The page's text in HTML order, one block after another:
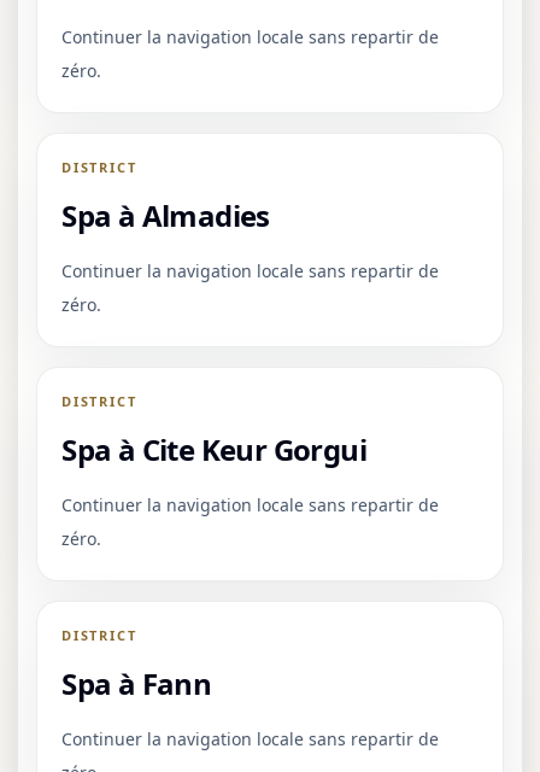
Continuer la navigation locale sans repartir de
zéro.
DISTRICT
Spa à Almadies
Continuer la navigation locale sans repartir de
zéro.
DISTRICT
Spa à Cite Keur Gorgui
Continuer la navigation locale sans repartir de
zéro.
DISTRICT
Spa à Fann
Continuer la navigation locale sans repartir de